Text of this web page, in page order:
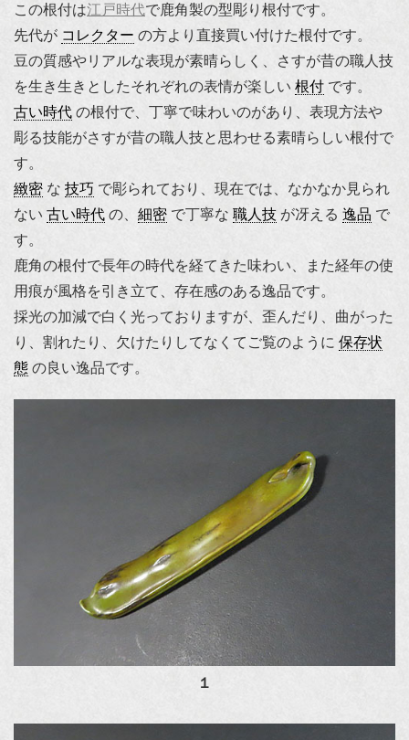
この根付は江戸時代で鹿角製の型彫り根付です。
先代が コレクター の方より直接買い付けた根付です。
豆の質感やリアルな表現が素晴らしく、さすが昔の職人技
を生き生きとしたそれぞれの表情が楽しい 根付 です。
古い時代 の根付で、丁寧で味わいのがあり、表現方法や
彫る技能がさすが昔の職人技と思わせる素晴らしい根付で
す。
緻密 な 技巧 で彫られており、現在では、なかなか見られ
ない 古い時代 の、 細密 で丁寧な 職人技 が冴える 逸品 で
す。
鹿角の根付で長年の時代を経てきた味わい、また経年の使
用痕が風格を引き立て、存在感のある逸品です。
採光の加減で白く光っておりますが、歪んだり、曲がった
り、割れたり、欠けたりしてなくてご覧のように 保存状
態 の良い逸品です。
１